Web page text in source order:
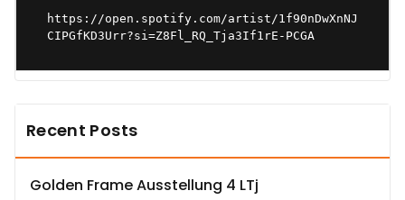
https://open.spotify.com/artist/1f90nDwXnNJ
CIPGfKD3Urr?si=Z8Fl_RQ_Tja3If1rE-PCGA
Recent Posts
Golden Frame Ausstellung 4 LTj